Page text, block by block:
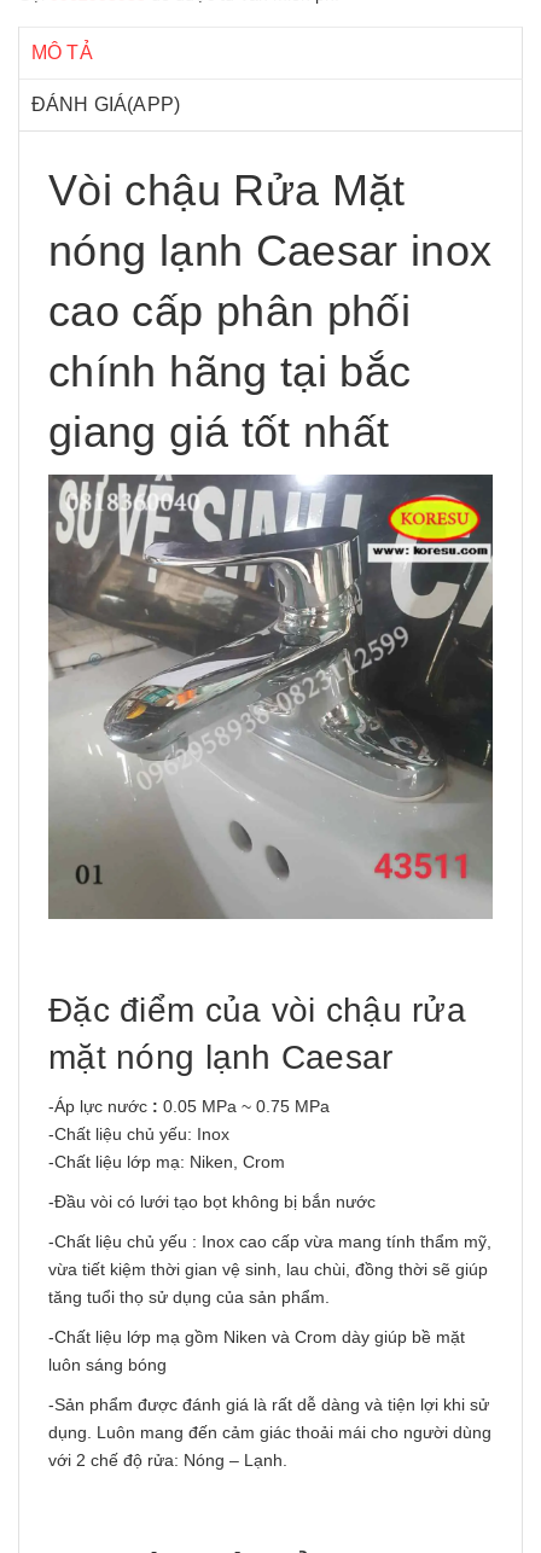
MÔ TẢ
ĐÁNH GIÁ(APP)
Vòi chậu Rửa Mặt
nóng lạnh Caesar inox
cao cấp phân phối
chính hãng tại bắc
giang giá tốt nhất
Đặc điểm của vòi chậu rửa
mặt nóng lạnh Caesar
-Áp lực nước : 0.05 MPa ~ 0.75 MPa
-Chất liệu chủ yếu: Inox
-Chất liệu lớp mạ: Niken, Crom
-Đầu vòi có lưới tạo bọt không bị bắn nước
-Chất liệu chủ yếu : Inox cao cấp vừa mang tính thẩm mỹ,
vừa tiết kiệm thời gian vệ sinh, lau chùi, đồng thời sẽ giúp
tăng tuổi thọ sử dụng của sản phẩm.
-Chất liệu lớp mạ gồm Niken và Crom dày giúp bề mặt
luôn sáng bóng
-Sản phẩm được đánh giá là rất dễ dàng và tiện lợi khi sử
dụng. Luôn mang đến cảm giác thoải mái cho người dùng
với 2 chế độ rửa: Nóng – Lạnh.